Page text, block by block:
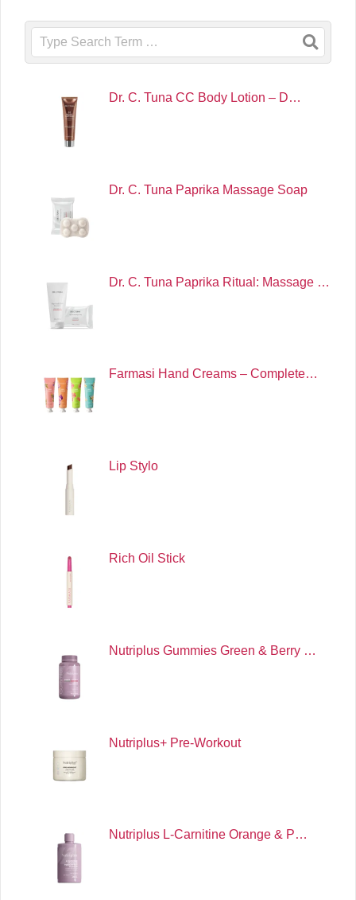
Search
Dr. C. Tuna CC Body Lotion – D…
Dr. C. Tuna Paprika Massage Soap
Dr. C. Tuna Paprika Ritual: Massage …
Farmasi Hand Creams – Complete…
Lip Stylo
Rich Oil Stick
Nutriplus Gummies Green & Berry …
Nutriplus+ Pre-Workout
Nutriplus L-Carnitine Orange & P…